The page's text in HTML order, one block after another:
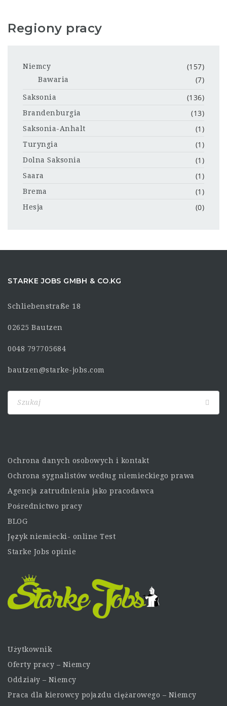
Regiony pracy
Niemcy (157)
Bawaria (7)
Saksonia (136)
Brandenburgia (13)
Saksonia-Anhalt (1)
Turyngia (1)
Dolna Saksonia (1)
Saara (1)
Brema (1)
Hesja (0)
STARKE JOBS GMBH & CO.KG
Schliebenstraße 18
02625 Bautzen
0048 797705684
bautzen@starke-jobs.com
Ochrona danych osobowych i kontakt
Ochrona sygnalistów według niemieckiego prawa
Agencja zatrudnienia jako pracodawca
Pośrednictwo pracy
BLOG
Język niemiecki- online Test
Starke Jobs opinie
Użytkownik
Oferty pracy – Niemcy
Oddziały – Niemcy
Praca dla kierowcy pojazdu ciężarowego – Niemcy